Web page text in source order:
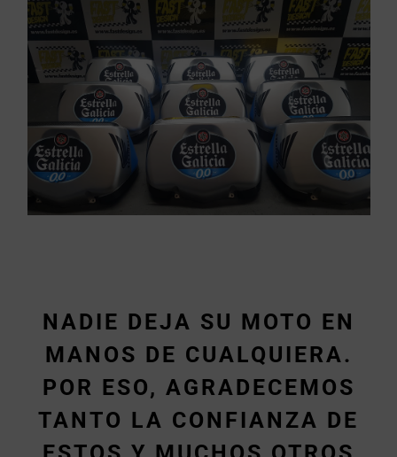
NADIE DEJA SU MOTO EN
MANOS DE CUALQUIERA.
POR ESO, AGRADECEMOS
TANTO LA CONFIANZA DE